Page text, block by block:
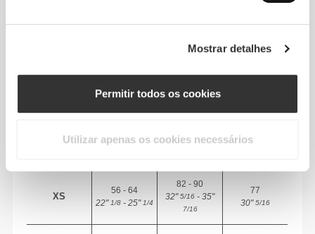
Mostrar detalhes
Permitir todos os cookies
Utilizar apenas os cookies necessários
NAS TUAS MEDIDAS CORPORAIS
bainha
XS
56 - 64
22"1/8 - 25"1/4
82 - 90
32"5/16 - 35"
7/16
77
30"5/16